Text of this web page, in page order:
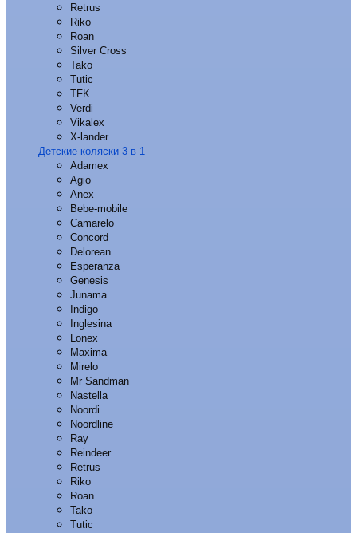
Retrus
Riko
Roan
Silver Cross
Tako
Tutic
TFK
Verdi
Vikalex
X-lander
Детские коляски 3 в 1
Adamex
Agio
Anex
Bebe-mobile
Camarelo
Concord
Delorean
Esperanza
Genesis
Junama
Indigo
Inglesina
Lonex
Maxima
Mirelo
Mr Sandman
Nastella
Noordi
Noordline
Ray
Reindeer
Retrus
Riko
Roan
Tako
Tutic